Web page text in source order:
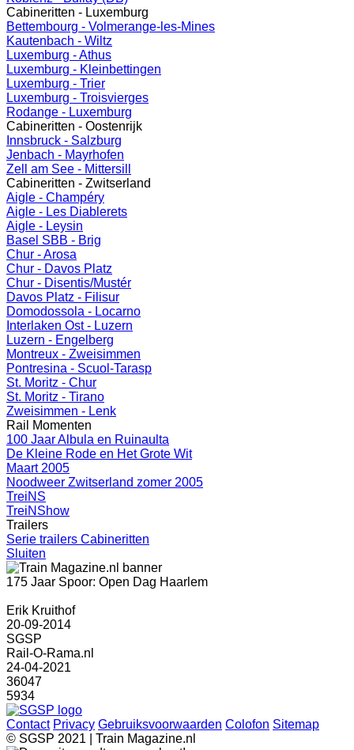
Cabineritten - Luxemburg
Bettembourg - Volmerange-les-Mines
Kautenbach - Wiltz
Luxemburg - Athus
Luxemburg - Kleinbettingen
Luxemburg - Trier
Luxemburg - Troisvierges
Rodange - Luxemburg
Cabineritten - Oostenrijk
Innsbruck - Salzburg
Jenbach - Mayrhofen
Zell am See - Mittersill
Cabineritten - Zwitserland
Aigle - Champéry
Aigle - Les Diablerets
Aigle - Leysin
Basel SBB - Brig
Chur - Arosa
Chur - Davos Platz
Chur - Disentis/Mustér
Davos Platz - Filisur
Domodossola - Locarno
Interlaken Ost - Luzern
Luzern - Engelberg
Montreux - Zweisimmen
Pontresina - Scuol-Tarasp
St. Moritz - Chur
St. Moritz - Tirano
Zweisimmen - Lenk
Rail Momenten
100 Jaar Albula en Ruinaulta
De Kleine Rode en Het Grote Wit
Maart 2005
Noodweer Zwitserland zomer 2005
TreiNS
TreiNShow
Trailers
Serie trailers Cabineritten
Sluiten
175 Jaar Spoor: Open Dag Haarlem
Erik Kruithof
20-09-2014
SGSP
Rail-O-Rama.nl
24-04-2021
36047
5934
Contact Privacy Gebruiksvoorwaarden Colofon Sitemap
© SGSP 2021 | Train Magazine.nl